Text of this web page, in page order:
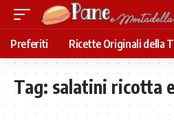
Preferiti Ricette Originali della
Tag: salatini ricotta